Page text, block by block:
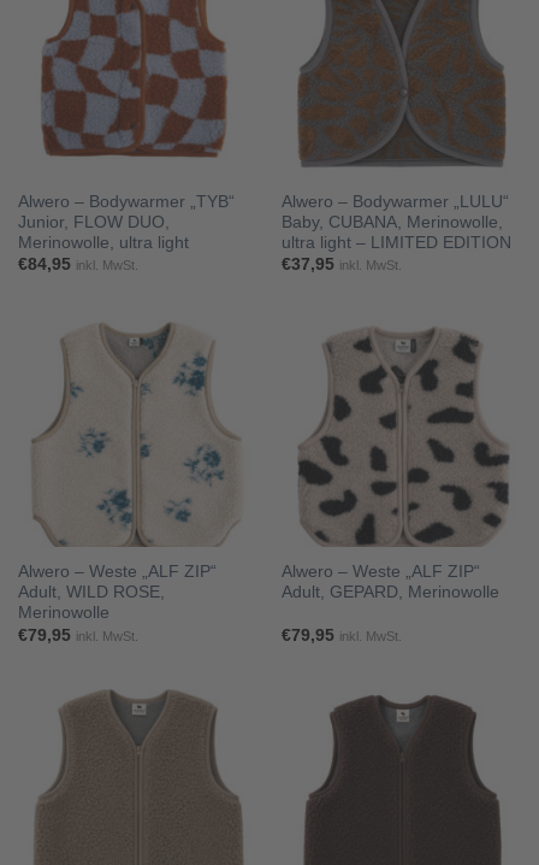
Alwero – Bodywarmer „TYB“
Junior, FLOW DUO,
Merinowolle, ultra light
€84,95 inkl. MwSt.
Alwero – Bodywarmer „LULU“
Baby, CUBANA, Merinowolle,
ultra light – LIMITED EDITION
€37,95 inkl. MwSt.
Alwero – Weste „ALF ZIP“
Adult, WILD ROSE,
Merinowolle
€79,95 inkl. MwSt.
Alwero – Weste „ALF ZIP“
Adult, GEPARD, Merinowolle
€79,95 inkl. MwSt.